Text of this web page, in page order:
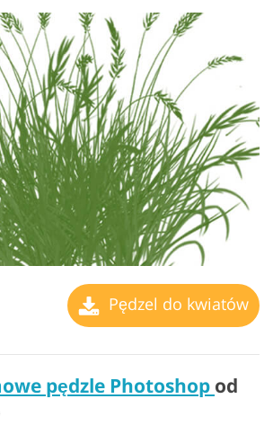
Pędzel do kwiatów
pędzle Photoshop od